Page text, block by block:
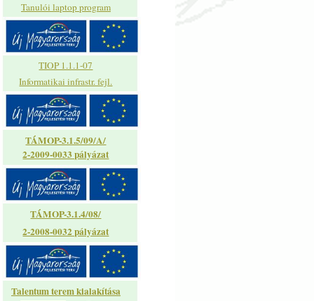
Tanulói laptop program
TIOP 1.1.1-07
Informatikai infrastr. fejl.
TÁMOP-3.1.5/09/A/
2-2009-0033 pályázat
TÁMOP-3.1.4/08/
2-2008-0032 pályázat
Talentum terem kialakítása